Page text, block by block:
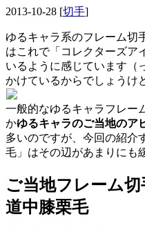
2013-10-28 [切手]
ゆるキャラ系のフレーム切
はこれで「コレクターズア
いるように感じています（
かけているからでしょうけ
一般的なゆるキャラフレー
かゆるキャラのご当地のア
多いのですが、今回の紹介
毛」はその辺があまりにも
ご当地フレーム
道中膝栗毛